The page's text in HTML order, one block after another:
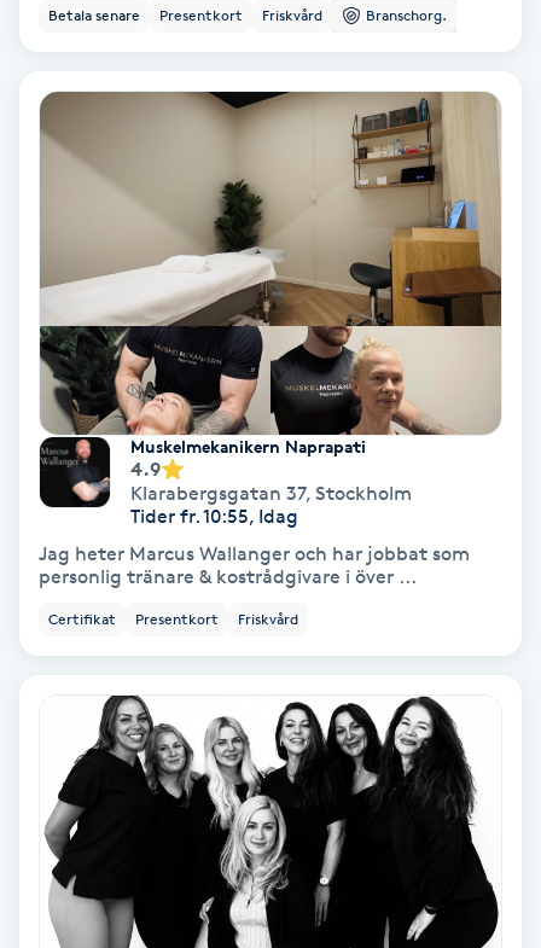
HIFU
Hollywood Peel
Hot Stone Massage
Hudföryngring
Huduppstramning
Hudvård
Hyaluronsyra
Hyperhidros
Hypnos
Hårborttagning
Hårbottenbehandling
Hårförlängning
Hårvård
Betala senare Presentkort Friskvård Branschorg.
Muskelmekanikern Naprapati
4.9
Klarabergsgatan 37, Stockholm
Tider fr. 10:55, Idag
Jag heter Marcus Wallanger och har jobbat som
personlig tränare & kostrådgivare i över ...
Certifikat Presentkort Friskvård